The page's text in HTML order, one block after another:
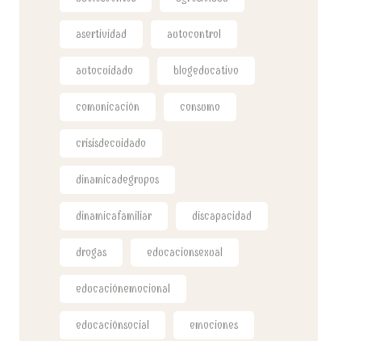
asertividad autocontrol
autocuidado blogeducativo
comunicación consumo
crisisdecuidado
dinamicadegrupos
dinamicafamiliar discapacidad
drogas educacionsexual
educaciónemocional
educaciónsocial emociones